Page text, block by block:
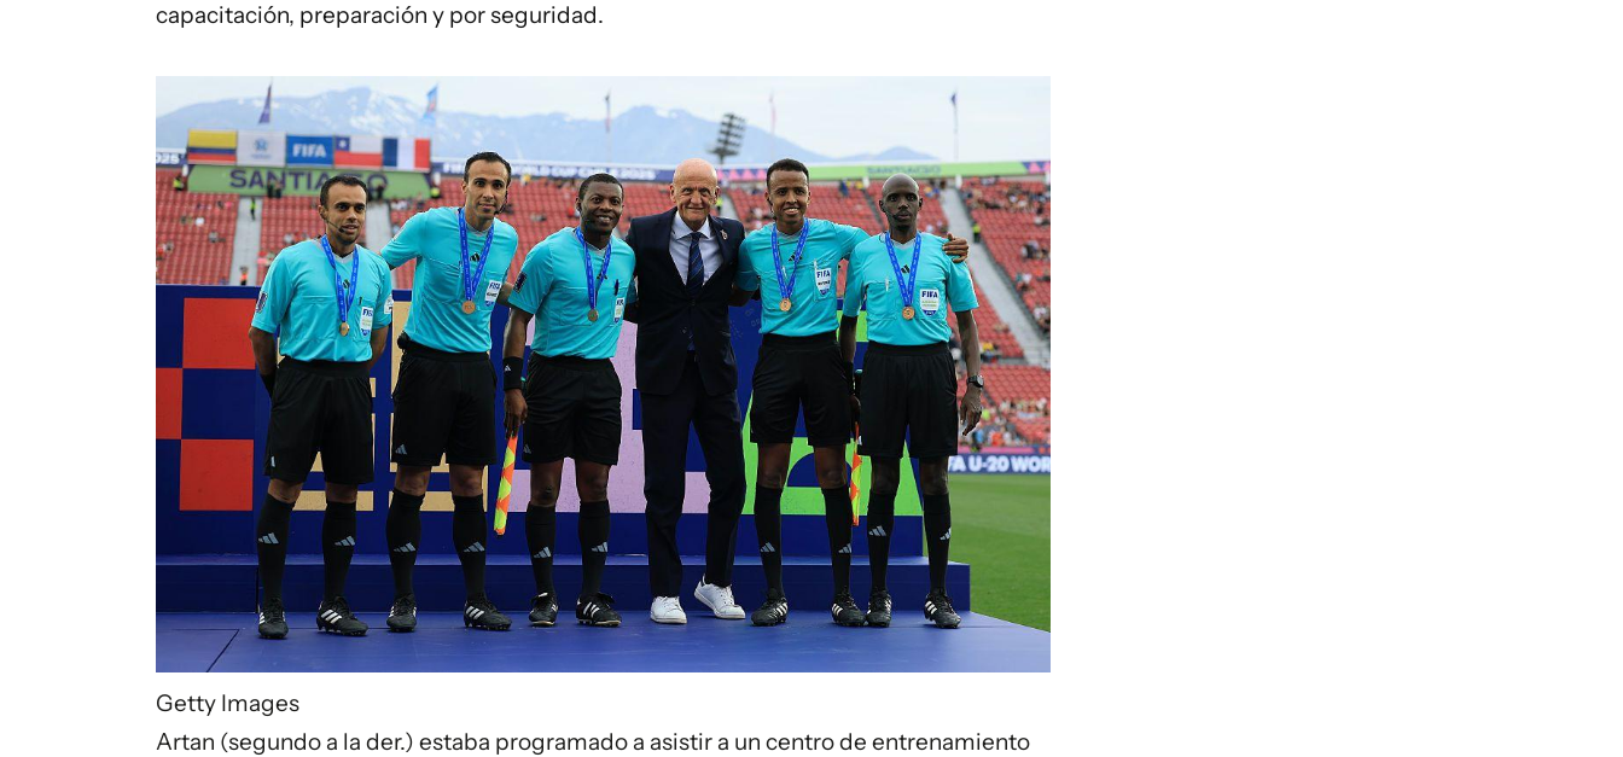
capacitación, preparación y por seguridad.
Getty Images
Artan (segundo a la der.) estaba programado a asistir a un centro de entrenamiento